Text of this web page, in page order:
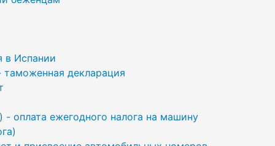
в Испании
декларация
оплата ежегодного налога на машину